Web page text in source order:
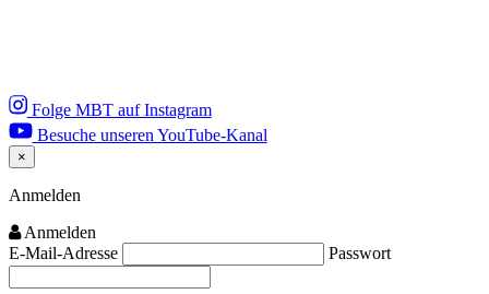
Folge MBT auf Instagram
Besuche unseren YouTube-Kanal
×
Close
Anmelden
Anmelden
E-Mail-Adresse
Passwort